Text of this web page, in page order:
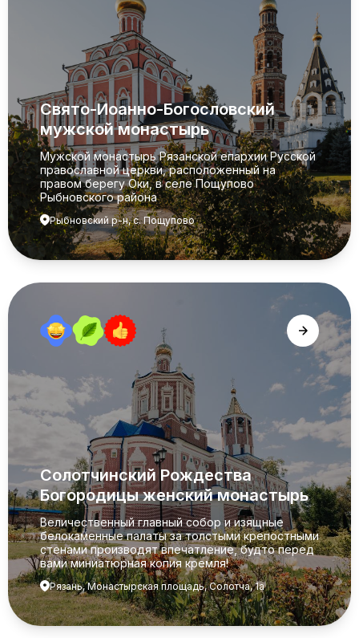
Свято-Иоанно-Богословский
мужской монастырь
Мужской монастырь Рязанской епархии Русской
православной церкви, расположенный на
правом берегу Оки, в селе Пощупово
Рыбновского района
Рыбновский р-н, с. Пощупово
Солотчинский Рождества
Богородицы женский монастырь
Величественный главный собор и изящные
белокаменные палаты за толстыми крепостными
стенами производят впечатление, будто перед
вами миниатюрная копия кремля!
Рязань, Монастырская площадь, Солотча, 1а